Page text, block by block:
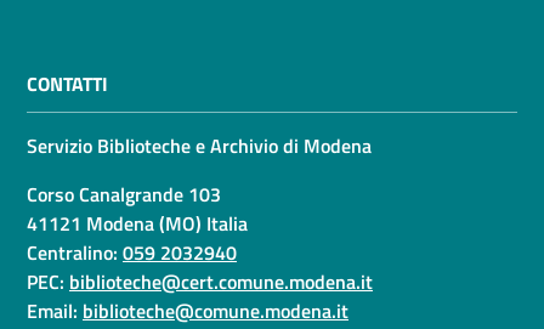
CONTATTI
Servizio Biblioteche e Archivio di Modena
Corso Canalgrande 103
41121 Modena (MO) Italia
Centralino: 059 2032940
PEC: biblioteche@cert.comune.modena.it
Email: biblioteche@comune.modena.it